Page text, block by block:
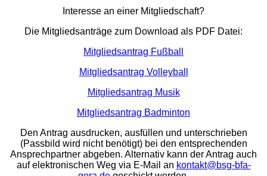
Interesse an einer Mitgliedschaft?
Die Mitgliedsanträge zum Download als PDF Datei:
Mitgliedsantrag Fußball
Mitgliedsantrag Volleyball
Mitgliedsantrag Musik
Mitgliedsantrag Badminton
Den Antrag ausdrucken, ausfüllen und unterschrieben
(Passbild wird nicht benötigt) bei den entsprechenden
Ansprechpartner abgeben. Alternativ kann der Antrag auch
auf elektronischen Weg via E-Mail an kontakt@bsg-bfa-